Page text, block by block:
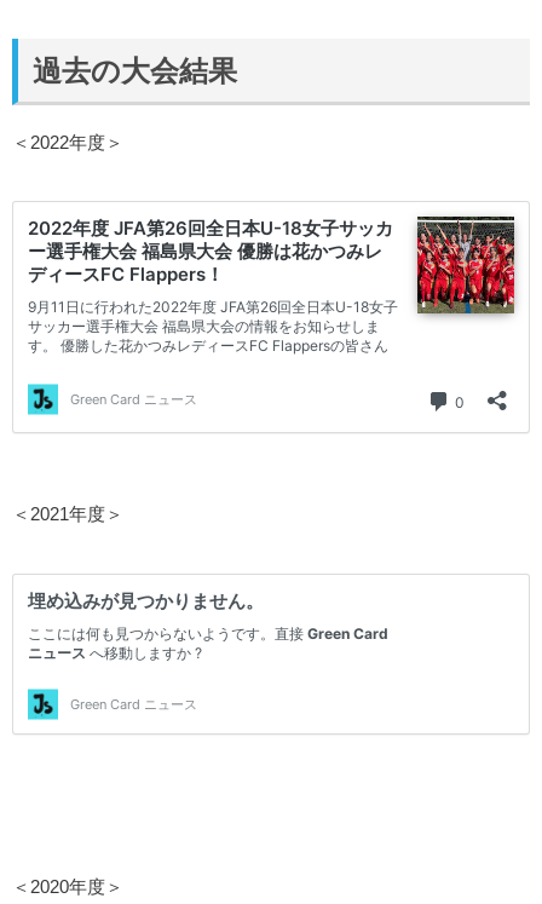
過去の大会結果
＜2022年度＞
＜2021年度＞
＜2020年度＞